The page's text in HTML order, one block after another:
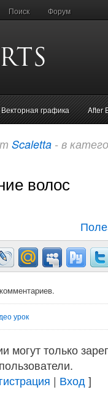
Поиск Форум
Векторная графика After
Scaletta - в
волос
комментариев.
урок
могут только
пользователи.
| Вход ]